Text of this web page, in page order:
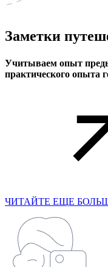
Заметки
Учитываем опыт
практического опыта
ЧИТАЙТЕ ЕЩЕ